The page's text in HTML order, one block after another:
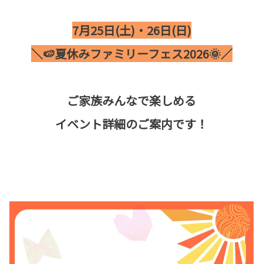
7月25日(土)・26日(日)
＼🍉夏休みファミリーフェス2026🌞／
ご家族みんなで楽しめる
イベント詳細のご案内です！